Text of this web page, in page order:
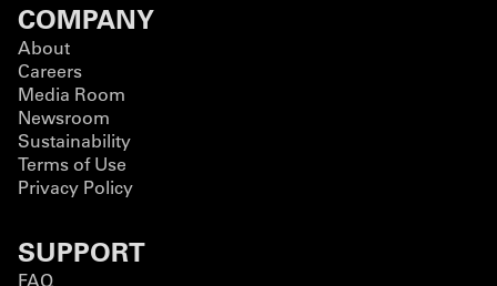
COMPANY
About
Careers
Media Room
Newsroom
Sustainability
Terms of Use
Privacy Policy
SUPPORT
FAQ